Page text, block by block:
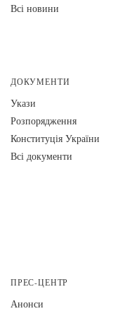
Всі новини
ДОКУМЕНТИ
Укази
Розпорядження
Конституція України
Всі документи
ПРЕС-ЦЕНТР
Анонси